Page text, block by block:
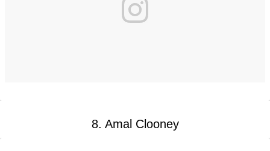
8. Amal Clooney